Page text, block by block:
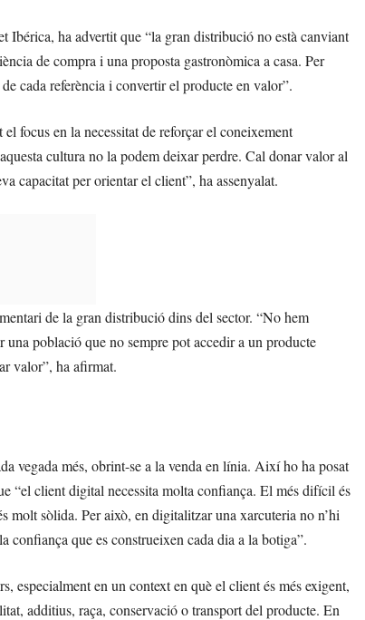
ha advertit que “la gran distribució no està canviant
de compra i una proposta gastronòmica a casa. Per
cada referència i convertir el producte en valor”.
focus en la necessitat de reforçar el coneixement
cultura no la podem deixar perdre. Cal donar valor al
capacitat per orientar el client”, ha assenyalat.
de la gran distribució dins del sector. “No hem
població que no sempre pot accedir a un producte
valor”, ha afirmat.
vegada més, obrint-se a la venda en línia. Així ho ha posat
“el client digital necessita molta confiança. El més difícil és
molt sòlida. Per això, en digitalitzar una xarcuteria no n’hi
confiança que es construeixen cada dia a la botiga”.
especialment en un context en què el client és més exigent,
additius, raça, conservació o transport del producte. En